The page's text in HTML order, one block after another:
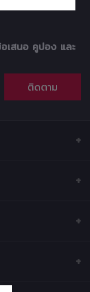
เสนอ คูปอง และ
ติดตาม